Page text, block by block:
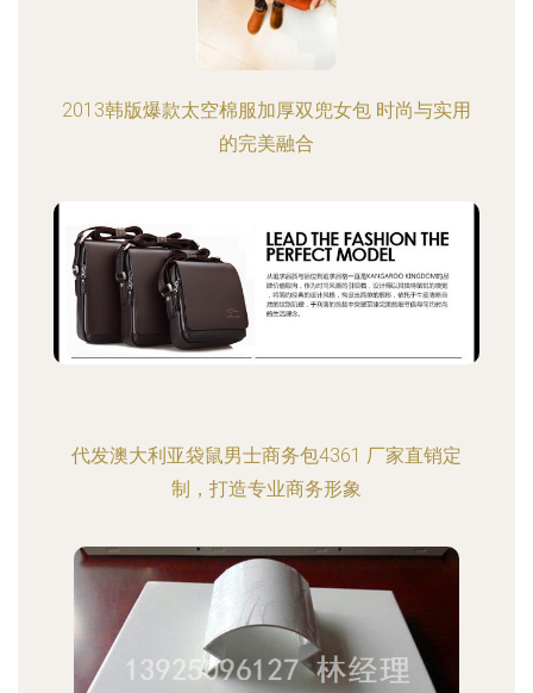
2013韩版爆款太空棉服加厚双兜女包 时尚与实用
的完美融合
代发澳大利亚袋鼠男士商务包4361 厂家直销定
制，打造专业商务形象